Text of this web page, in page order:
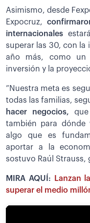
Asimismo, desde
Expocruz,
internacionales
superar las 30, con la
año más, como un
inversión y la
”Nuestra meta es
todas las familias,
hacer negocios,
también para dónde
algo que es
aportar a la
sostuvo Raúl Strauss,
MIRA AQUÍ:
Lanzan
superar el medio